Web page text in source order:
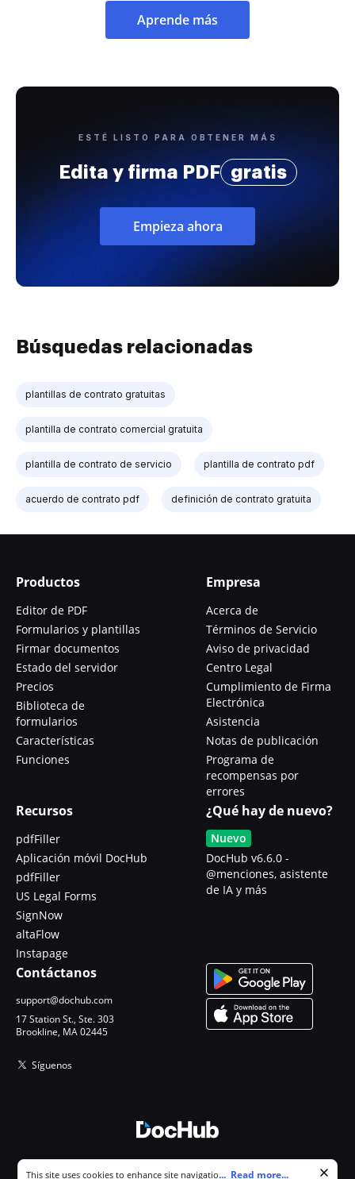
Aprende más
ESTÉ LISTO PARA OBTENER MÁS
Edita y firma PDF gratis
Empieza ahora
Búsquedas relacionadas
plantillas de contrato gratuitas
plantilla de contrato comercial gratuita
plantilla de contrato de servicio plantilla de contrato pdf
acuerdo de contrato pdf definición de contrato gratuita
Productos
Editor de PDF
Formularios y plantillas
Firmar documentos
Estado del servidor
Precios
Biblioteca de
formularios
Características
Funciones
Empresa
Acerca de
Términos de Servicio
Aviso de privacidad
Centro Legal
Cumplimiento de Firma
Electrónica
Asistencia
Notas de publicación
Programa de
recompensas por
errores
Recursos
pdfFiller
Aplicación móvil DocHub
pdfFiller
US Legal Forms
SignNow
altaFlow
Instapage
¿Qué hay de nuevo?
Nuevo
DocHub v6.6.0 -
@menciones, asistente
de IA y más
Contáctanos
support@dochub.com
17 Station St., Ste. 303
Brookline, MA 02445
Síguenos
Cookie consent notice
This site uses cookies to enhance site navigation and personalize
... Read more...